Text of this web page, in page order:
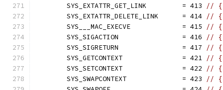
	SYS_EXTATTR_GET_LINK         = 413
// {
	SYS_EXTATTR_DELETE_LINK      = 414
// {
	SYS___MAC_EXECVE             = 415
// {
	SYS_SIGACTION                = 416
// {
	SYS_SIGRETURN                = 417
// {
	SYS_GETCONTEXT               = 421
// {
	SYS_SETCONTEXT               = 422
// {
	SYS_SWAPCONTEXT              = 423
// {